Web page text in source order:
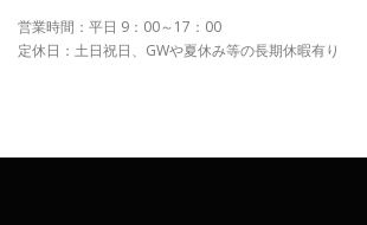
営業時間：平日 9：00～17：00
定休日：土日祝日、GWや夏休み等の長期休暇有り